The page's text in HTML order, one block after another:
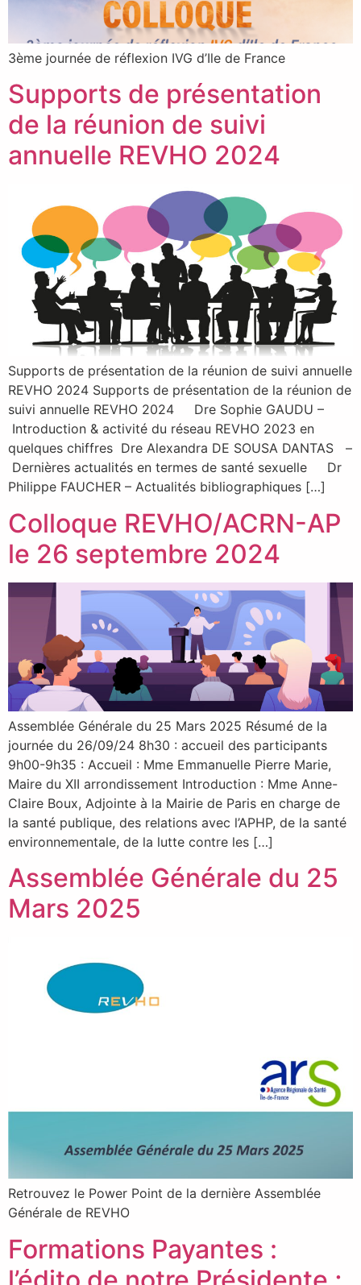
3ème journée de réflexion IVG d’Ile de France
Supports de présentation
de la réunion de suivi
annuelle REVHO 2024
Supports de présentation de la réunion de suivi annuelle
REVHO 2024 Supports de présentation de la réunion de
suivi annuelle REVHO 2024 Dre Sophie GAUDU –
Introduction & activité du réseau REVHO 2023 en
quelques chiffres Dre Alexandra DE SOUSA DANTAS –
Dernières actualités en termes de santé sexuelle Dr
Philippe FAUCHER – Actualités bibliographiques […]
Colloque REVHO/ACRN-AP
le 26 septembre 2024
Assemblée Générale du 25 Mars 2025 Résumé de la
journée du 26/09/24 8h30 : accueil des participants
9h00-9h35 : Accueil : Mme Emmanuelle Pierre Marie,
Maire du XII arrondissement Introduction : Mme Anne-
Claire Boux, Adjointe à la Mairie de Paris en charge de
la santé publique, des relations avec l’APHP, de la santé
environnementale, de la lutte contre les […]
Assemblée Générale du 25
Mars 2025
Retrouvez le Power Point de la dernière Assemblée
Générale de REVHO
Formations Payantes :